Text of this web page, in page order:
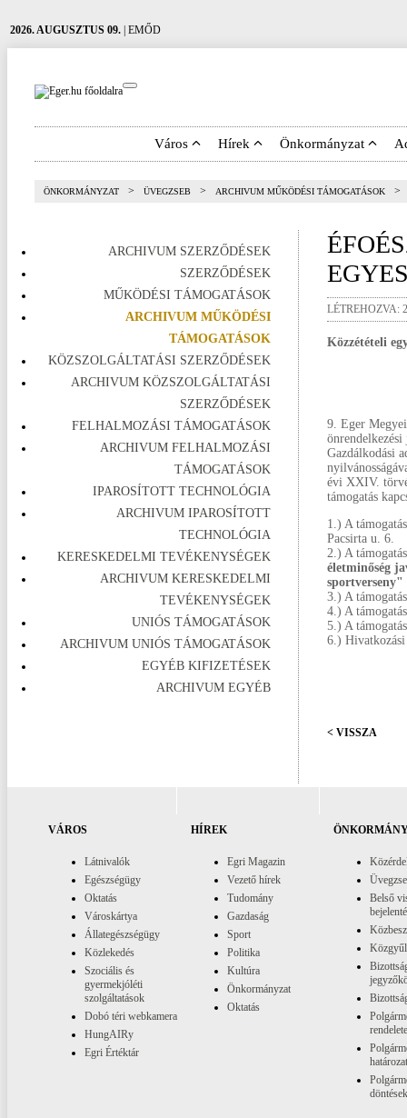
2026. AUGUSZTUS 09. | EMŐD
Város Hírek Önkormányzat
ÖNKORMÁNYZAT > ÜVEGZSEB > ARCHIVUM MŰKÖDÉSI TÁMOGATÁSOK >
ARCHIVUM SZERZŐDÉSEK
SZERZŐDÉSEK
MŰKÖDÉSI TÁMOGATÁSOK
ARCHIVUM MŰKÖDÉSI
TÁMOGATÁSOK
KÖZSZOLGÁLTATÁSI SZERZŐDÉSEK
ARCHIVUM KÖZSZOLGÁLTATÁSI
SZERZŐDÉSEK
FELHALMOZÁSI TÁMOGATÁSOK
ARCHIVUM FELHALMOZÁSI
TÁMOGATÁSOK
IPAROSÍTOTT TECHNOLÓGIA
ARCHIVUM IPAROSÍTOTT
TECHNOLÓGIA
KERESKEDELMI TEVÉKENYSÉGEK
ARCHIVUM KERESKEDELMI
TEVÉKENYSÉGEK
UNIÓS TÁMOGATÁSOK
ARCHIVUM UNIÓS TÁMOGATÁSOK
EGYÉB KIFIZETÉSEK
ARCHIVUM EGYÉB
LÉTREHOZVA:
Közzétételi
9. Eger
Gazdálkodási
évi XXIV.
támogatás
1.) A
Pacsirta u. 6.
2.) A
életminőség
sportverseny"
3.) A
4.) A
5.) A
6.)
< VISSZA
VÁROS
Látnivalók
Egészségügy
Oktatás
Városkártya
Állategészségügy
Közlekedés
Szociális és
gyermekjóléti
szolgáltatások
Dobó téri webkamera
HungAIRy
Egri Értéktár
HÍREK
Egri Magazin
Vezető hírek
Tudomány
Gazdaság
Sport
Politika
Kultúra
Önkormányzat
Oktatás
Belső
döntések